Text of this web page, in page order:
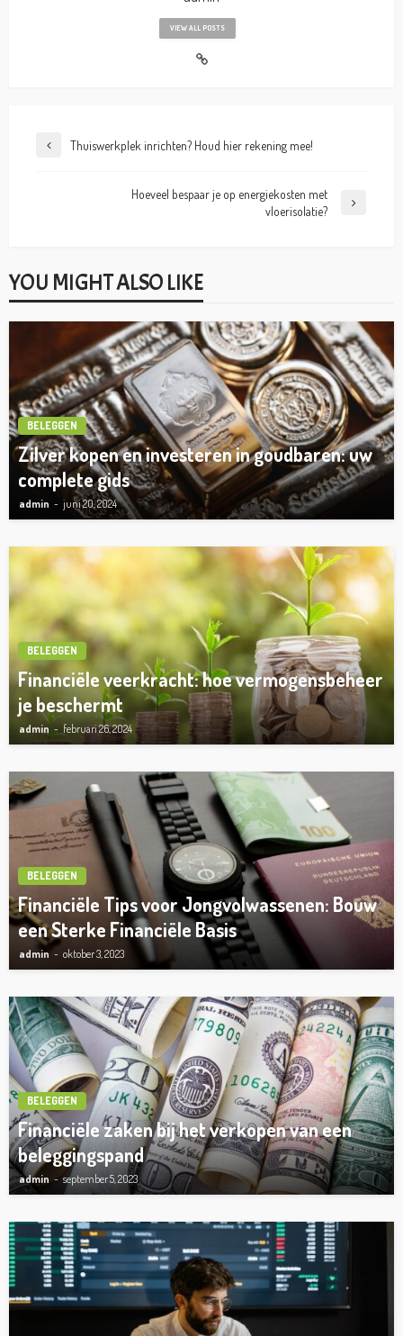
VIEW ALL POSTS
Thuiswerkplek inrichten? Houd hier rekening mee!
Hoeveel bespaar je op energiekosten met
vloerisolatie?
YOU MIGHT ALSO LIKE
BELEGGEN
Zilver kopen en investeren in goudbaren: uw
complete gids
admin juni 20, 2024
BELEGGEN
Financiële veerkracht: hoe vermogensbeheer
je beschermt
admin februari 26, 2024
BELEGGEN
Financiële Tips voor Jongvolwassenen: Bouw
een Sterke Financiële Basis
admin oktober 3, 2023
BELEGGEN
Financiële zaken bij het verkopen van een
beleggingspand
admin september 5, 2023